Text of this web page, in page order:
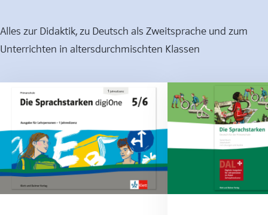
Alles zur Didaktik, zu Deutsch als Zweitsprache und zum
Unterrichten in altersdurchmischten Klassen